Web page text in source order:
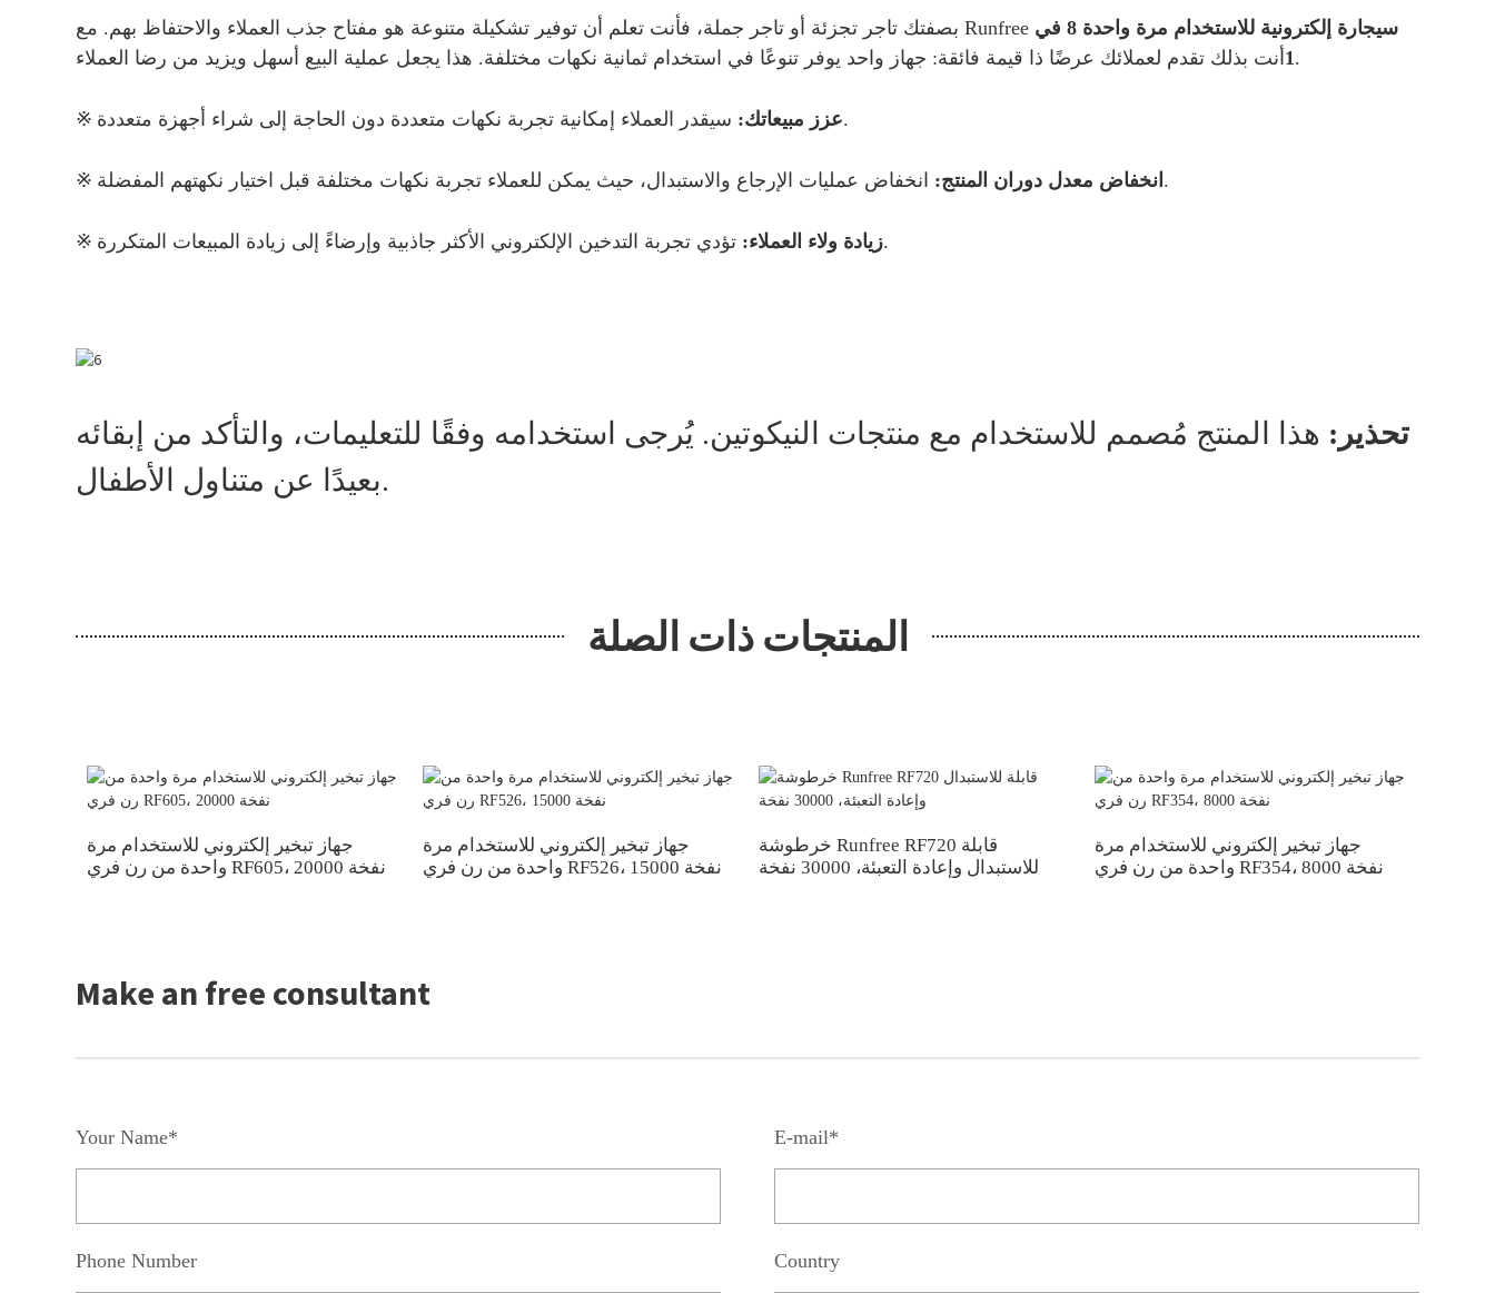
بصفتك تاجر تجزئة أو تاجر جملة، فأنت تعلم أن توفير تشكيلة متنوعة هو مفتاح جذب العملاء والاحتفاظ بهم. مع Runfree سيجارة إلكترونية للاستخدام مرة واحدة 8 في
1 أنت بذلك تقدم لعملائك عرضًا ذا قيمة فائقة: جهاز واحد يوفر تنوعًا في استخدام ثمانية نكهات مختلفة. هذا يجعل عملية البيع أسهل ويزيد من رضا العملاء.
※ عزز مبيعاتك:سيقدر العملاء إمكانية تجربة نكهات متعددة دون الحاجة إلى شراء أجهزة متعددة.
※ انخفاض معدل دوران المنتج: انخفاض عمليات الإرجاع والاستبدال، حيث يمكن للعملاء تجربة نكهات مختلفة قبل اختيار نكهتهم المفضلة.
※ زيادة ولاء العملاء:تؤدي تجربة التدخين الإلكتروني الأكثر جاذبية وإرضاءً إلى زيادة المبيعات المتكررة.
تحذير: هذا المنتج مُصمم للاستخدام مع منتجات النيكوتين. يُرجى استخدامه وفقًا للتعليمات، والتأكد من إبقائه
بعيدًا عن متناول الأطفال.
المنتجات ذات الصلة
جهاز تبخير إلكتروني للاستخدام مرة
واحدة من رن فري RF605، 20000 نفخة
جهاز تبخير إلكتروني للاستخدام مرة
واحدة من رن فري RF526، 15000 نفخة
خرطوشة Runfree RF720 قابلة
للاستبدال وإعادة التعبئة، 30000 نفخة
جهاز تبخير إلكتروني للاستخدام مرة
واحدة من رن فري RF354، 8000 نفخة
Make an free consultant
Your Name* E-mail*
Phone Number Country